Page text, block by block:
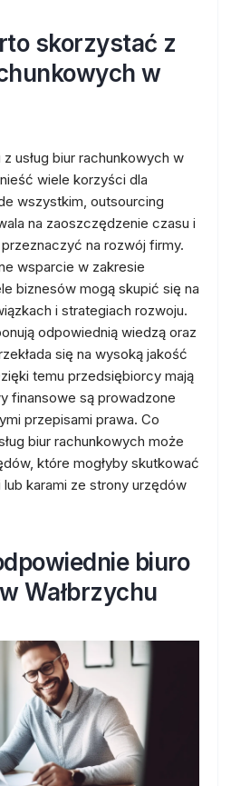
skorzystać z
w
usług biur rachunkowych w
wiele korzyści dla
wszystkim, outsourcing
na zaoszczędzenie czasu i
na rozwój firmy.
wsparcie w zakresie
biznesów mogą skupić się na
i strategiach rozwoju.
odpowiednią wiedzą oraz
się na wysoką jakość
temu przedsiębiorcy mają
finansowe są prowadzone
przepisami prawa. Co
biur rachunkowych może
które mogłyby skutkować
karami ze strony urzędów
biuro
Wałbrzychu